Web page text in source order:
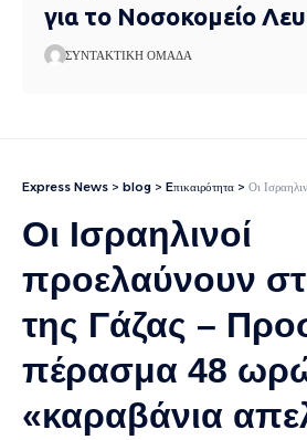
για το Νοσοκομείο
ΣΥΝΤΑΚΤΙΚΉ ΟΜΆΔΑ
Express News > blog > Eπικαιρότητα > Οι Ισραηλινοί προελαύνουν
Οι Ισραηλινοί
προελαύνουν
της Γάζας –
πέρασμα 48
«καραβάνια